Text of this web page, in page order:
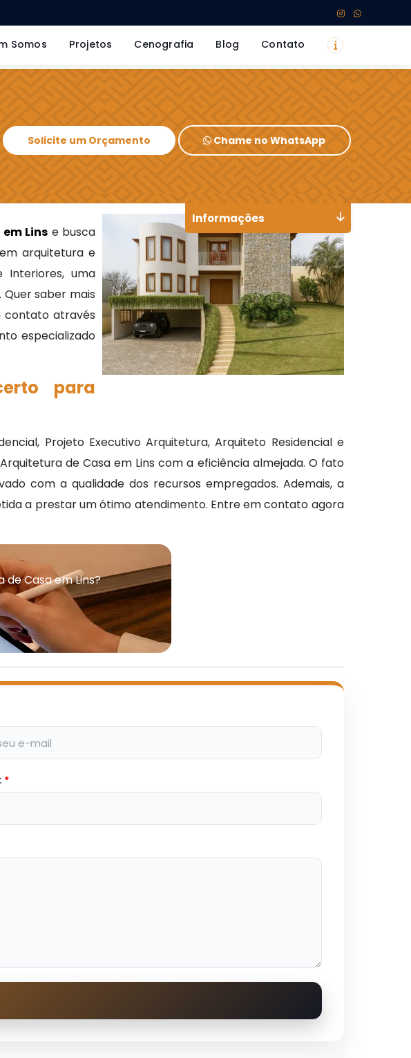
Somos Projetos Cenografia Blog Contato
Solicite um Orçamento Chame no WhatsApp
Lins e busca
arquitetura e
Interiores, uma
saber mais
contato através
especializado
para
Projeto Executivo Arquitetura, Arquiteto Residencial e
de Casa em Lins com a eficiência almejada. O fato
com a qualidade dos recursos empregados. Ademais, a
a prestar um ótimo atendimento. Entre em contato agora
Casa em Lins?
*
Informações